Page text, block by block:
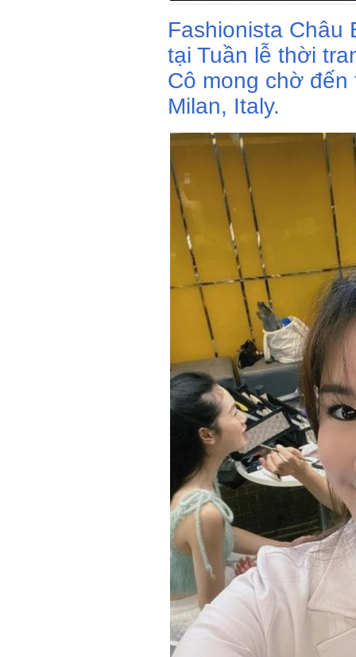
Fashionista Châu
tại Tuần lễ thời
Cô mong chờ
Milan, Italy.